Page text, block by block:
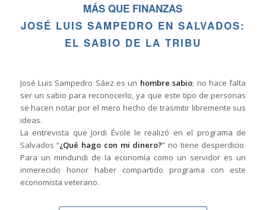
MÁS QUE FINANZAS
JOSÉ LUIS SAMPEDRO EN SALVADOS:
EL SABIO DE LA TRIBU
José Luis Sampedro Sáez es un hombre sabio; no hace falta
ser un sabio para reconocerlo, ya que este tipo de personas
se hacen notar por el mero hecho de trasmitir libremente sus
ideas.
La entrevista que Jordi Évole le realizó en el programa de
Salvados “¿Qué hago con mi dinero?” no tiene desperdicio.
Para un mindundi de la economía como un servidor es un
inmerecido honor haber compartido programa con este
economista veterano.